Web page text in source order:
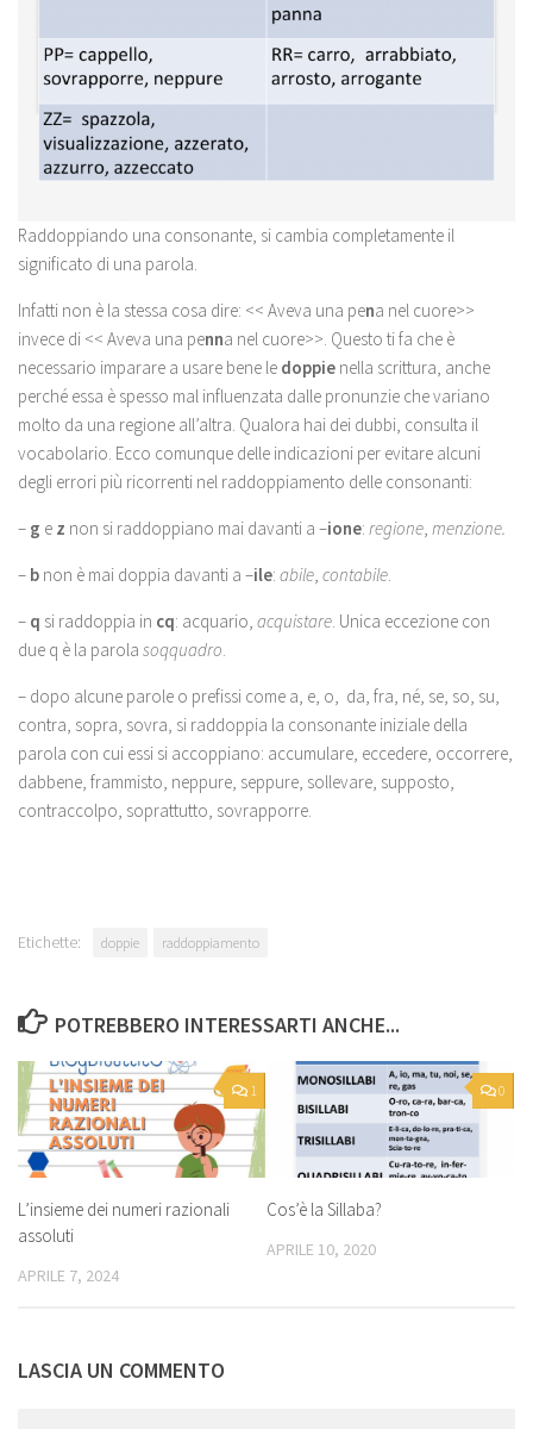
Raddoppiando una consonante, si cambia completamente il
significato di una parola.
Infatti non è la stessa cosa dire: << Aveva una pena nel cuore>>
invece di << Aveva una penna nel cuore>>. Questo ti fa che è
necessario imparare a usare bene le doppie nella scrittura, anche
perché essa è spesso mal influenzata dalle pronunzie che variano
molto da una regione all’altra. Qualora hai dei dubbi, consulta il
vocabolario. Ecco comunque delle indicazioni per evitare alcuni
degli errori più ricorrenti nel raddoppiamento delle consonanti:
– g e z non si raddoppiano mai davanti a –ione: regione, menzione.
– b non è mai doppia davanti a –ile: abile, contabile.
– q si raddoppia in cq: acquario, acquistare. Unica eccezione con
due q è la parola soqquadro.
– dopo alcune parole o prefissi come a, e, o, da, fra, né, se, so, su,
contra, sopra, sovra, si raddoppia la consonante iniziale della
parola con cui essi si accoppiano: accumulare, eccedere, occorrere,
dabbene, frammisto, neppure, seppure, sollevare, supposto,
contraccolpo, soprattutto, sovrapporre.
Etichette: doppie raddoppiamento
POTREBBERO INTERESSARTI ANCHE...
1
L’insieme dei numeri razionali
assoluti
APRILE 7, 2024
0
Cos’è la Sillaba?
APRILE 10, 2020
LASCIA UN COMMENTO